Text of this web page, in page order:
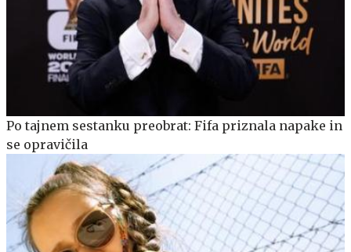
Po tajnem sestanku preobrat: Fifa priznala napake in
se opravičila